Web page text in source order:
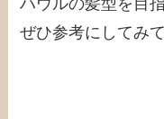
ぜひ参考にしてみ